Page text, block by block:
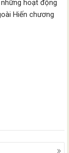
hoạt động
Hiến chương